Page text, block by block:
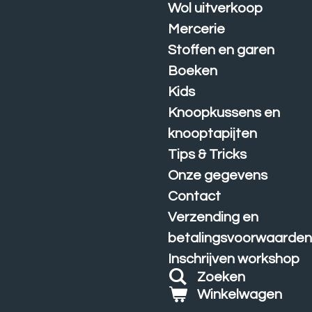
Wol uitverkoop
Mercerie
Stoffen en garen
Boeken
Kids
Knoopkussens en
knooptapijten
Tips & Tricks
Onze gegevens
Contact
Verzending en
betalingsvoorwaarden
Inschrijven workshop
Zoeken
Winkelwagen